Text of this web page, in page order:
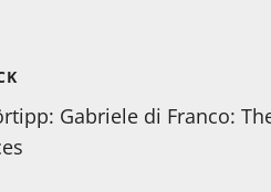
Gabriele di Franco: